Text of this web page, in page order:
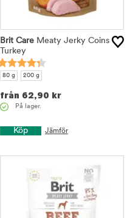
Brit Care Meaty Jerky Coins
Turkey
80 g 200 g
från 62,90 kr
På lager.
Köp Jämför